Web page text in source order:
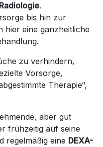
.
bis hin zur
hier eine ganzheitliche
zu verhindern,
Vorsorge,
Therapie“,
aber gut
frühzeitig auf seine
regelmäßig eine DEXA-